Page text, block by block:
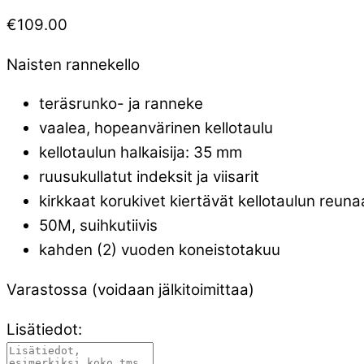
€109.00
Naisten rannekello
teräsrunko- ja ranneke
vaalea, hopeanvärinen kellotaulu
kellotaulun halkaisija: 35 mm
ruusukullatut indeksit ja viisarit
kirkkaat korukivet kiertävät kellotaulun
50M, suihkutiivis
kahden (2) vuoden koneistotakuu
Varastossa (voidaan jälkitoimittaa)
Lisätiedot: